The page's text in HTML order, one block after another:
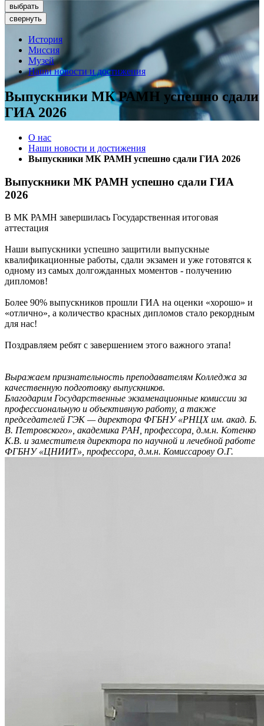
выбрать
свернуть
История
Миссия
Музей
Наши новости и достижения
Выпускники МК РАМН успешно сдали
ГИА 2026
О нас
Наши новости и достижения
Выпускники МК РАМН успешно сдали ГИА 2026
Выпускники МК РАМН успешно сдали ГИА
2026
В МК РАМН завершилась Государственная итоговая
аттестация
Наши выпускники успешно защитили выпускные
квалификационные работы, сдали экзамен и уже готовятся к
одному из самых долгожданных моментов - получению
дипломов!
Более 90% выпускников прошли ГИА на оценки «хорошо» и
«отлично», а количество красных дипломов стало рекордным
для нас!
Поздравляем ребят с завершением этого важного этапа!
Выражаем признательность преподавателям Колледжа за
качественную подготовку выпускников.
Благодарим Государственные экзаменационные комиссии за
профессиональную и объективную работу, а также
председателей ГЭК — директора ФГБНУ «РНЦХ им. акад. Б.
В. Петровского», академика РАН, профессора, д.м.н. Котенко
К.В. и заместителя директора по научной и лечебной работе
ФГБНУ «ЦНИИТ», профессора, д.м.н. Комиссарову О.Г.